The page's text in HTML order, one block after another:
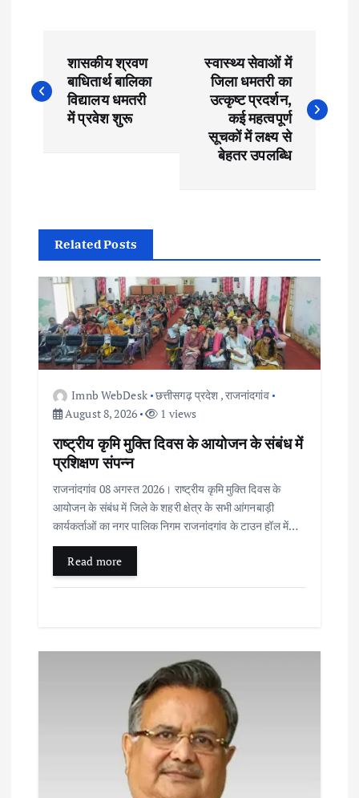
o
v
g
शासकीय श्रवण
बाधितार्थ बालिका
विद्यालय धमतरी
में प्रवेश शुरू
स्वास्थ्य सेवाओं में
जिला धमतरी का
उत्कृष्ट प्रदर्शन,
कई महत्वपूर्ण
सूचकों में लक्ष्य से
बेहतर उपलब्धि
Related Posts
Imnb WebDesk छत्तीसगढ़ प्रदेश ,राजनांदगांव
August 8, 2026
1 views
राष्ट्रीय कृमि मुक्ति दिवस के आयोजन के संबंध में
प्रशिक्षण संपन्न
राजनांदगांव 08 अगस्त 2026। राष्ट्रीय कृमि मुक्ति दिवस के
आयोजन के संबंध में जिले के शहरी क्षेत्र के सभी आंगनबाड़ी
कार्यकर्ताओं का नगर पालिक निगम राजनांदगांव के टाउन हॉल में…
Read more